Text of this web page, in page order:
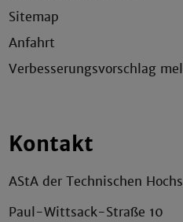
Sitemap
Anfahrt
Verbesserungsvorschlag
Kontakt
AStA der Technischen
Paul-Wittsack-Straße 10